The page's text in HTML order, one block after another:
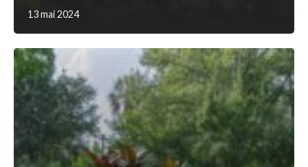
13 mai 2024